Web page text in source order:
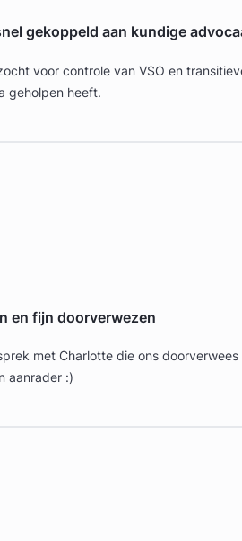
gekoppeld aan kundige
voor controle van VSO en
geholpen heeft.
en fijn doorverwezen
met Charlotte die ons
aanrader :)